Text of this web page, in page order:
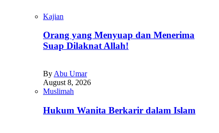
Kajian
Orang yang Menyuap dan Menerima
Suap Dilaknat Allah!
By Abu Umar
August 8, 2026
Muslimah
Hukum Wanita Berkarir dalam Islam